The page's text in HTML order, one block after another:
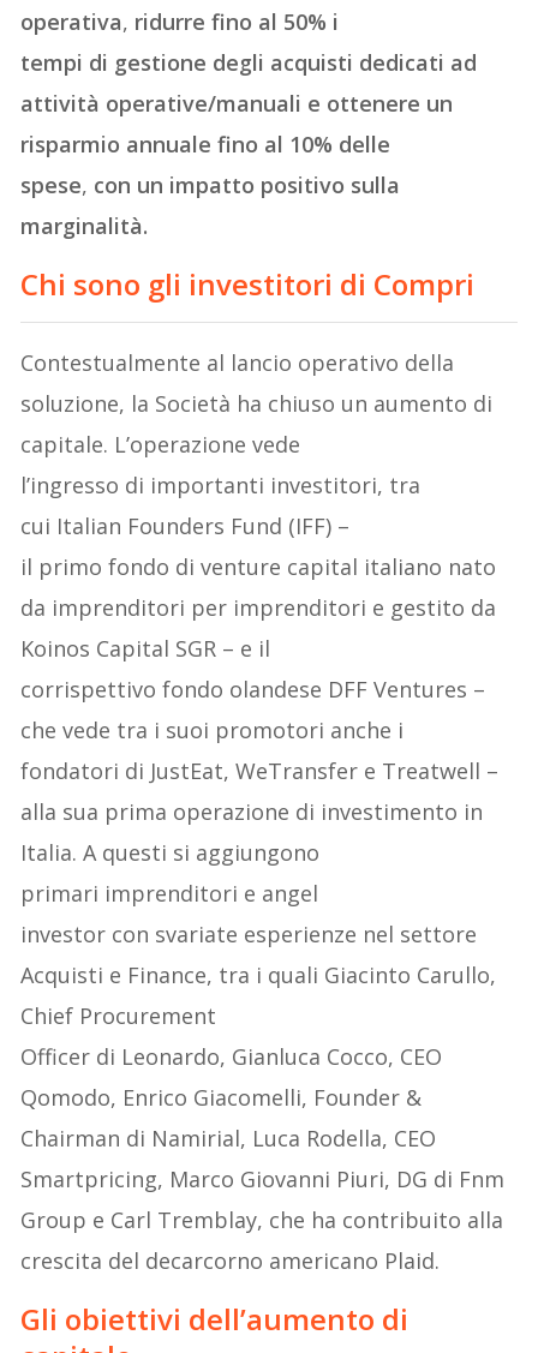
operativa, ridurre fino al 50% i
tempi di gestione degli acquisti dedicati ad
attività operative/manuali e ottenere un
risparmio annuale fino al 10% delle
spese, con un impatto positivo sulla
marginalità.
Chi sono gli investitori di Compri
Contestualmente al lancio operativo della
soluzione, la Società ha chiuso un aumento di
capitale. L’operazione vede
l’ingresso di importanti investitori, tra
cui Italian Founders Fund (IFF) –
il primo fondo di venture capital italiano nato
da imprenditori per imprenditori e gestito da
Koinos Capital SGR – e il
corrispettivo fondo olandese DFF Ventures –
che vede tra i suoi promotori anche i
fondatori di JustEat, WeTransfer e Treatwell –
alla sua prima operazione di investimento in
Italia. A questi si aggiungono
primari imprenditori e angel
investor con svariate esperienze nel settore
Acquisti e Finance, tra i quali Giacinto Carullo,
Chief Procurement
Officer di Leonardo, Gianluca Cocco, CEO
Qomodo, Enrico Giacomelli, Founder &
Chairman di Namirial, Luca Rodella, CEO
Smartpricing, Marco Giovanni Piuri, DG di Fnm
Group e Carl Tremblay, che ha contribuito alla
crescita del decarcorno americano Plaid.
Gli obiettivi dell’aumento di